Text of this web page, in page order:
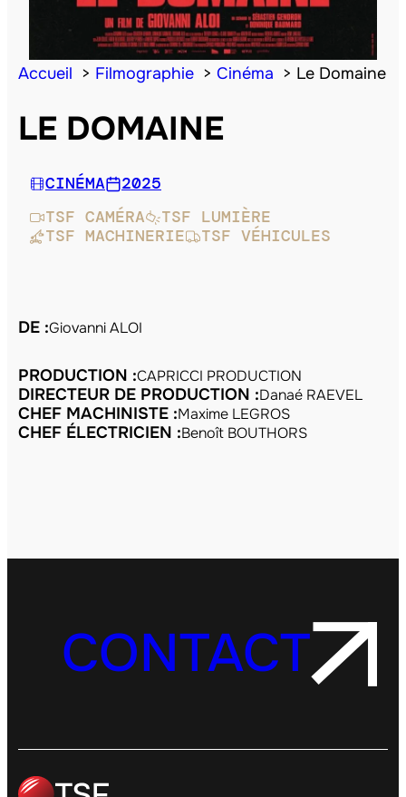
Accueil Filmographie Cinéma Le Domaine
LE DOMAINE
CINÉMA
2025
TSF CAMÉRA
TSF LUMIÈRE
TSF MACHINERIE
TSF VÉHICULES
DE :Giovanni ALOI
PRODUCTION :CAPRICCI PRODUCTION
DIRECTEUR DE PRODUCTION :Danaé RAEVEL
CHEF MACHINISTE :Maxime LEGROS
CHEF ÉLECTRICIEN :Benoît BOUTHORS
CONTACT